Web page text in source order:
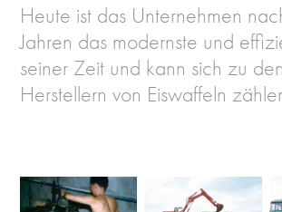
Heute ist das Unternehmen
Jahren das modernste und
seiner Zeit und kann sich zu
Herstellern von Eiswaffeln